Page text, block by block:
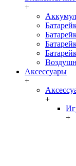
+
Аксессуары
+
+
+